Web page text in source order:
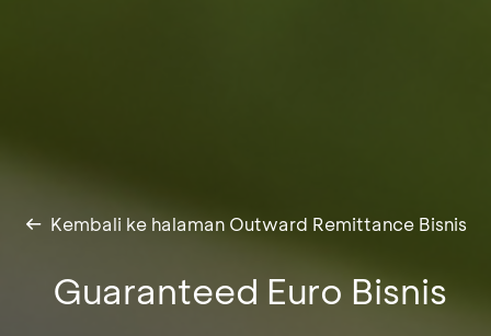
Kembali ke halaman Outward Remittance Bisnis
Guaranteed Euro Bisnis